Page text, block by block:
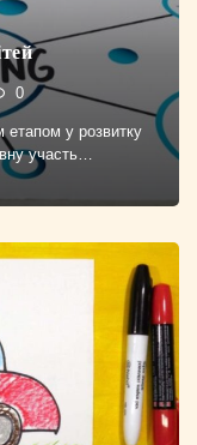
0
етапом у розвитку
участь…